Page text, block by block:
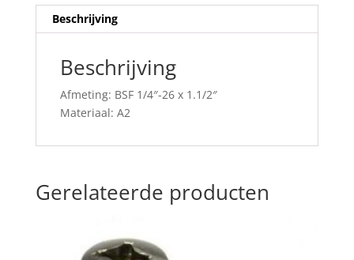
Beschrijving
Beschrijving
Afmeting: BSF 1/4″-26 x 1.1/2″
Materiaal: A2
Gerelateerde producten